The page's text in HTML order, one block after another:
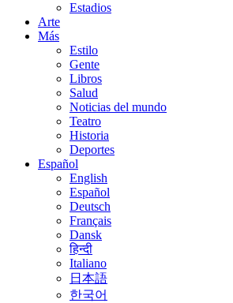
Estadios
Arte
Más
Estilo
Gente
Libros
Salud
Noticias del mundo
Teatro
Historia
Deportes
Español
English
Español
Deutsch
Français
Dansk
हिन्दी
Italiano
日本語
한국어